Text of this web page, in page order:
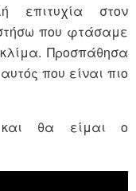
στον
που φτάσαμε
Προσπάθησα
που είναι πιο
θα είμαι ο